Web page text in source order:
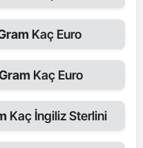
Kaç Euro
Kaç Euro
Kaç İngiliz Sterlini